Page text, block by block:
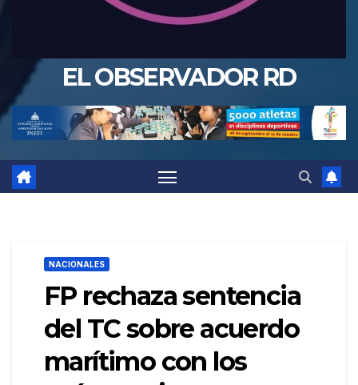
EL OBSERVADOR RD
NACIONALES
FP rechaza sentencia
del TC sobre acuerdo
marítimo con los